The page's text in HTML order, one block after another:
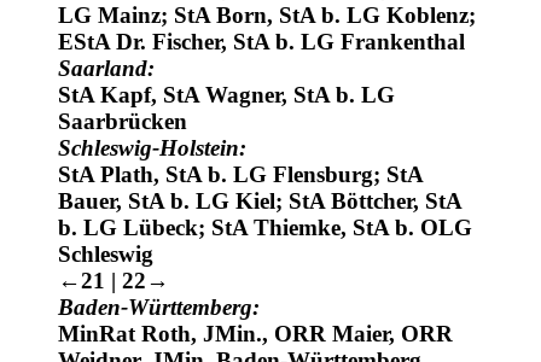
StA Bornscheuer, StA Hinzmann, StA b.
LG Mainz; StA Born, StA b. LG Koblenz;
EStA Dr. Fischer, StA b. LG Frankenthal
Saarland:
StA Kapf, StA Wagner, StA b. LG
Saarbrücken
Schleswig-Holstein:
StA Plath, StA b. LG Flensburg; StA
Bauer, StA b. LG Kiel; StA Böttcher, StA
b. LG Lübeck; StA Thiemke, StA b. OLG
Schleswig
←21 | 22→
Baden-Württemberg:
MinRat Roth, JMin., ORR Maier, ORR